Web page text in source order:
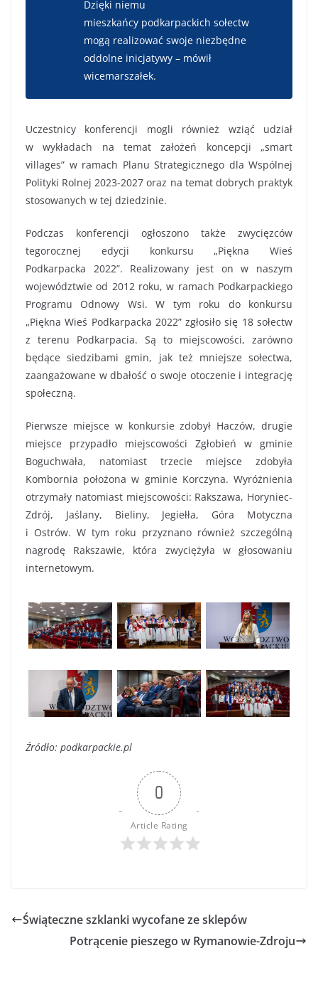
Dzięki niemu
mieszkańcy podkarpackich sołectw
mogą realizować swoje niezbędne
oddolne inicjatywy – mówił
wicemarszałek.
Uczestnicy konferencji mogli również wziąć udział
w wykładach na temat założeń koncepcji „smart
villages” w ramach Planu Strategicznego dla Wspólnej
Polityki Rolnej 2023-2027 oraz na temat dobrych praktyk
stosowanych w tej dziedzinie.
Podczas konferencji ogłoszono także zwycięzców
tegorocznej edycji konkursu „Piękna Wieś
Podkarpacka 2022”. Realizowany jest on w naszym
województwieod 2012 roku,w ramach Podkarpackiego
Programu Odnowy Wsi.W tym roku do konkursu
„Piękna Wieś Podkarpacka 2022”zgłosiło się 18 sołectw
z terenu Podkarpacia. Są to miejscowości, zarówno
będące siedzibami gmin, jak też mniejsze sołectwa,
zaangażowane w dbałość o swoje otoczenie i integrację
społeczną.
Pierwsze miejsce w konkursie zdobył Haczów, drugie
miejsce przypadło miejscowości Zgłobień w gminie
Boguchwała, natomiast trzecie miejsce zdobyła
Kombornia położona w gminie Korczyna. Wyróżnienia
otrzymały natomiast miejscowości: Rakszawa, Horyniec-
Zdrój, Jaślany, Bieliny, Jegiełła, Góra Motyczna
i Ostrów. W tym roku przyznano również szczególną
nagrodę Rakszawie, która zwyciężyła w głosowaniu
internetowym.
Źródło: podkarpackie.pl
0
Article Rating
Świąteczne szklanki wycofane ze sklepów
Potrącenie pieszego w Rymanowie-Zdroju